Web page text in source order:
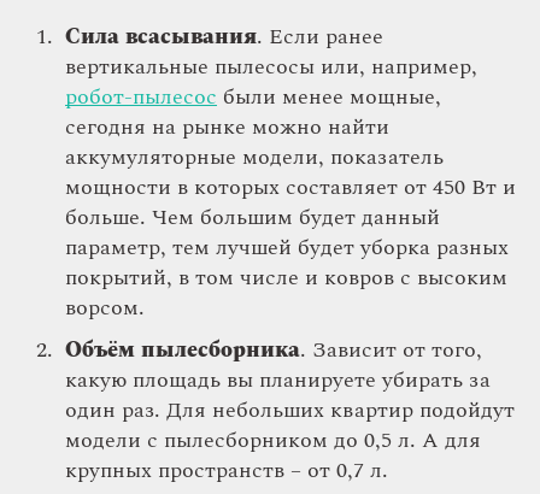
Сила всасывания. Если ранее
вертикальные пылесосы или, например,
робот-пылесос были менее мощные,
сегодня на рынке можно найти
аккумуляторные модели, показатель
мощности в которых составляет от 450 Вт и
больше. Чем большим будет данный
параметр, тем лучшей будет уборка разных
покрытий, в том числе и ковров с высоким
ворсом.
Объём пылесборника. Зависит от того,
какую площадь вы планируете убирать за
один раз. Для небольших квартир подойдут
модели с пылесборником до 0,5 л. А для
крупных пространств – от 0,7 л.